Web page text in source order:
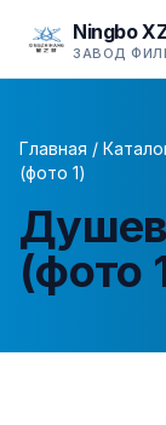
Ningbo
ЗАВОД
Главная /
(фото 1)
(фото